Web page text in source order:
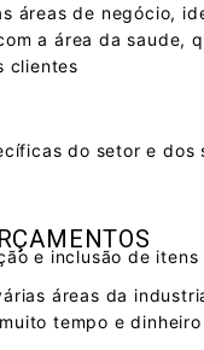
áreas de negócio,
a área da saude,
clientes
áreas da
tempo e dinheiro
do setor e
e inclusão de